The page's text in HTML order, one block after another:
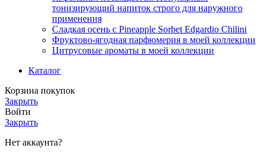
тонизирующий напиток строго для наружного
применения
Сладкая осень с Pineapple Sorbet Edgardio Chilini
Фруктово-ягодная парфюмерия в моей коллекции
​Цитрусовые ароматы в моей коллекции
Каталог
Корзина покупок
Закрыть
Войти
Закрыть
Нет аккаунта?